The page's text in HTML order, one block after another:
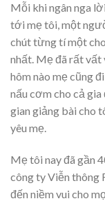
Mỗi khi ngân nga
tới mẹ tôi, một
chút từng tí một
nhất. Mẹ đã rất vất
hôm nào mẹ cũng
nấu cơm cho cả
gian giảng bài cho
yêu mẹ.
Mẹ tôi nay đã gần
công ty Viễn thông
đến niềm vui cho